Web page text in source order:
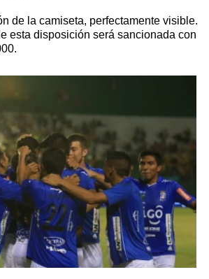
de la camiseta, perfectamente visible.
esta disposición será sancionada con